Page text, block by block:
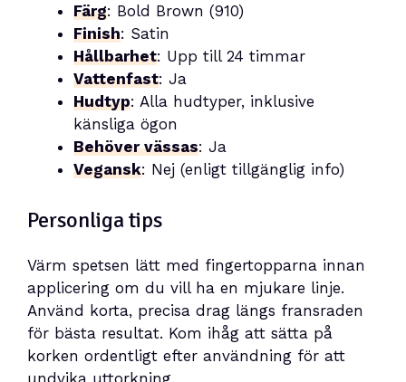
Färg: Bold Brown (910)
Finish: Satin
Hållbarhet: Upp till 24 timmar
Vattenfast: Ja
Hudtyp: Alla hudtyper, inklusive
känsliga ögon
Behöver vässas: Ja
Vegansk: Nej (enligt tillgänglig info)
Personliga tips
Värm spetsen lätt med fingertopparna innan
applicering om du vill ha en mjukare linje.
Använd korta, precisa drag längs fransraden
för bästa resultat. Kom ihåg att sätta på
korken ordentligt efter användning för att